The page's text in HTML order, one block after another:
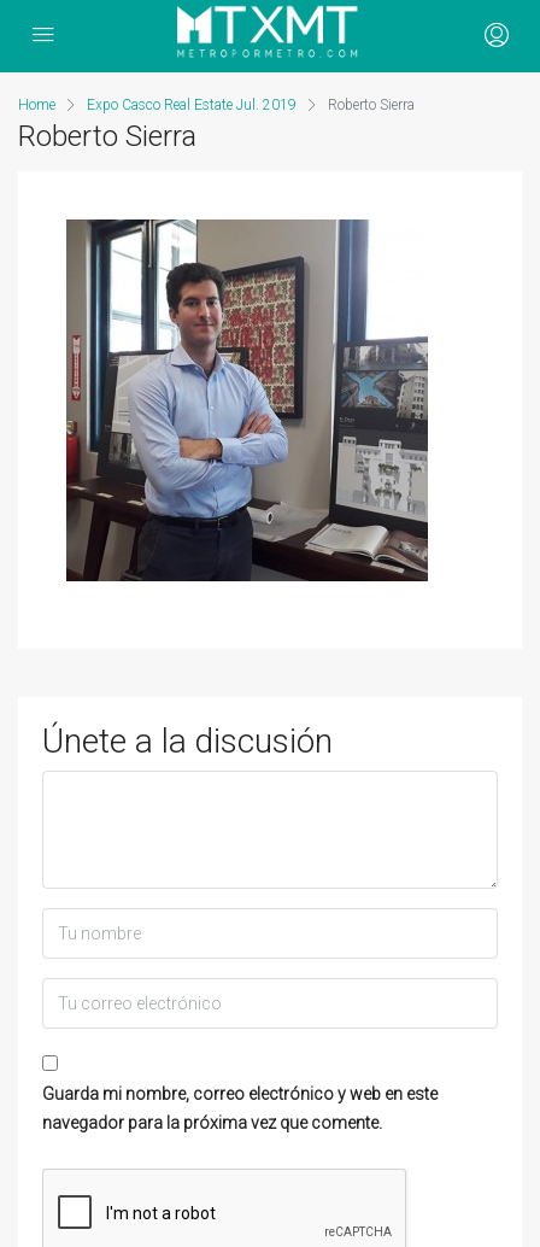
Home Expo Casco Real Estate Jul. 2019 Roberto Sierra
Roberto Sierra
Únete a la discusión
Guarda mi nombre, correo electrónico y web en este
navegador para la próxima vez que comente.